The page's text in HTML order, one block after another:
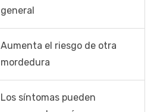
general
Aumenta el riesgo de otra
mordedura
Los síntomas pueden